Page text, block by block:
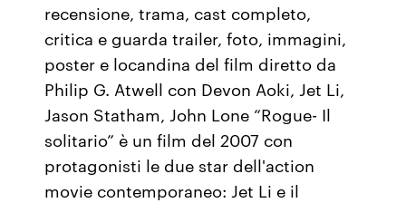
recensione, trama, cast completo,
critica e guarda trailer, foto, immagini,
poster e locandina del film diretto da
Philip G. Atwell con Devon Aoki, Jet Li,
Jason Statham, John Lone “Rogue- Il
solitario” è un film del 2007 con
protagonisti le due star dell'action
movie contemporaneo: Jet Li e il